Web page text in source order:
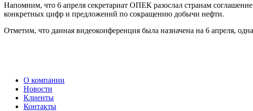
Напомним, что 6 апреля секретариат ОПЕК разослал странам
конкретных цифр и предложений по сокращению добычи нефти.
Отметим, что данная видеоконференция была назначена на 6 апреля,
О компании
Новости
Клиенты
Контакты